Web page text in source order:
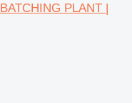
PLANT |